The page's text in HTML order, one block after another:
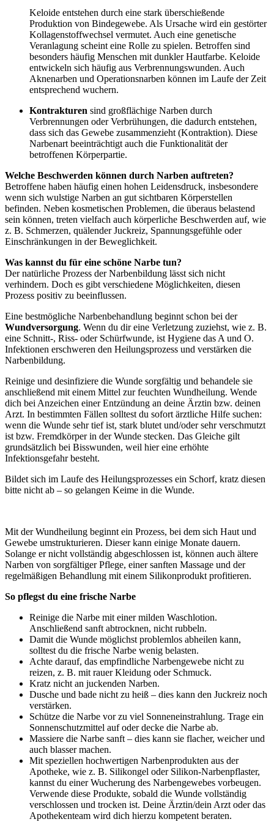
Keloide entstehen durch eine stark überschießende
Produktion von Bindegewebe. Als Ursache wird ein gestörter
Kollagenstoffwechsel vermutet. Auch eine genetische
Veranlagung scheint eine Rolle zu spielen. Betroffen sind
besonders häufig Menschen mit dunkler Hautfarbe. Keloide
entwickeln sich häufig aus Verbrennungswunden. Auch
Aknenarben und Operationsnarben können im Laufe der Zeit
entsprechend wuchern.
Kontrakturen sind großflächige Narben durch
Verbrennungen oder Verbrühungen, die dadurch entstehen,
dass sich das Gewebe zusammenzieht (Kontraktion). Diese
Narbenart beeinträchtigt auch die Funktionalität der
betroffenen Körperpartie.
Welche Beschwerden können durch Narben auftreten?
Betroffene haben häufig einen hohen Leidensdruck, insbesondere
wenn sich wulstige Narben an gut sichtbaren Körperstellen
befinden. Neben kosmetischen Problemen, die überaus belastend
sein können, treten vielfach auch körperliche Beschwerden auf, wie
z. B. Schmerzen, quälender Juckreiz, Spannungsgefühle oder
Einschränkungen in der Beweglichkeit.
Was kannst du für eine schöne Narbe tun?
Der natürliche Prozess der Narbenbildung lässt sich nicht
verhindern. Doch es gibt verschiedene Möglichkeiten, diesen
Prozess positiv zu beeinflussen.
Eine bestmögliche Narbenbehandlung beginnt schon bei der
Wundversorgung. Wenn du dir eine Verletzung zuziehst, wie z. B.
eine Schnitt-, Riss- oder Schürfwunde, ist Hygiene das A und O.
Infektionen erschweren den Heilungsprozess und verstärken die
Narbenbildung.
Reinige und desinfiziere die Wunde sorgfältig und behandele sie
anschließend mit einem Mittel zur feuchten Wundheilung. Wende
dich bei Anzeichen einer Entzündung an deine Ärztin bzw. deinen
Arzt. In bestimmten Fällen solltest du sofort ärztliche Hilfe suchen:
wenn die Wunde sehr tief ist, stark blutet und/oder sehr verschmutzt
ist bzw. Fremdkörper in der Wunde stecken. Das Gleiche gilt
grundsätzlich bei Bisswunden, weil hier eine erhöhte
Infektionsgefahr besteht.
Bildet sich im Laufe des Heilungsprozesses ein Schorf, kratz diesen
bitte nicht ab – so gelangen Keime in die Wunde.
Mit der Wundheilung beginnt ein Prozess, bei dem sich Haut und
Gewebe umstrukturieren. Dieser kann einige Monate dauern.
Solange er nicht vollständig abgeschlossen ist, können auch ältere
Narben von sorgfältiger Pflege, einer sanften Massage und der
regelmäßigen Behandlung mit einem Silikonprodukt profitieren.
So pflegst du eine frische Narbe
Reinige die Narbe mit einer milden Waschlotion.
Anschließend sanft abtrocknen, nicht rubbeln.
Damit die Wunde möglichst problemlos abheilen kann,
solltest du die frische Narbe wenig belasten.
Achte darauf, das empfindliche Narbengewebe nicht zu
reizen, z. B. mit rauer Kleidung oder Schmuck.
Kratz nicht an juckenden Narben.
Dusche und bade nicht zu heiß – dies kann den Juckreiz noch
verstärken.
Schütze die Narbe vor zu viel Sonneneinstrahlung. Trage ein
Sonnenschutzmittel auf oder decke die Narbe ab.
Massiere die Narbe sanft – dies kann sie flacher, weicher und
auch blasser machen.
Mit speziellen hochwertigen Narbenprodukten aus der
Apotheke, wie z. B. Silikongel oder Silikon-Narbenpflaster,
kannst du einer Wucherung des Narbengewebes vorbeugen.
Verwende diese Produkte, sobald die Wunde vollständig
verschlossen und trocken ist. Deine Ärztin/dein Arzt oder das
Apothekenteam wird dich hierzu kompetent beraten.